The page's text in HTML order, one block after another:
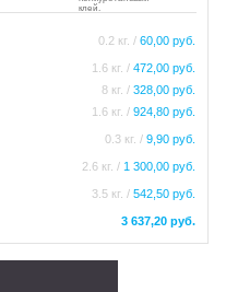
клей.
0.2 кг. / 60,00 руб.
1.6 кг. / 472,00 руб.
8 кг. / 328,00 руб.
1.6 кг. / 924,80 руб.
0.3 кг. / 9,90 руб.
2.6 кг. / 1 300,00 руб.
3.5 кг. / 542,50 руб.
3 637,20 руб.